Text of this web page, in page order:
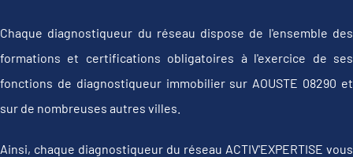
Chaque diagnostiqueur du réseau dispose de l'ensemble des
formations et certifications obligatoires à l'exercice de ses
fonctions de diagnostiqueur immobilier sur AOUSTE 08290 et
sur de nombreuses autres villes.
Ainsi, chaque diagnostiqueur du réseau ACTIV'EXPERTISE vous